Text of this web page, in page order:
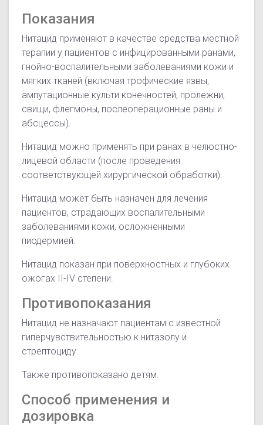
Показания
Нитацид применяют в качестве средства местной
терапии у пациентов с инфицированными ранами,
гнойно-воспалительными заболеваниями кожи и
мягких тканей (включая трофические язвы,
ампутационные культи конечностей, пролежни,
свищи, флегмоны, послеоперационные раны и
абсцессы).
Нитацид можно применять при ранах в челюстно-
лицевой области (после проведения
соответствующей хирургической обработки).
Нитацид может быть назначен для лечения
пациентов, страдающих воспалительными
заболеваниями кожи, осложненными
пиодермией.
Нитацид показан при поверхностных и глубоких
ожогах II-IV степени.
Противопоказания
Нитацид не назначают пациентам с известной
гиперчувствительностью к нитазолу и
стрептоциду.
Также противопоказано детям.
Способ применения и
дозировка